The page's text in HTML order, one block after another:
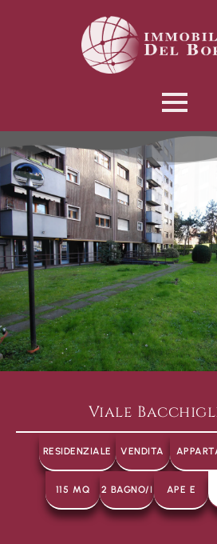
Viale
RESIDENZIALE VENDITA
115 MQ 2 BAGNO/I APE E